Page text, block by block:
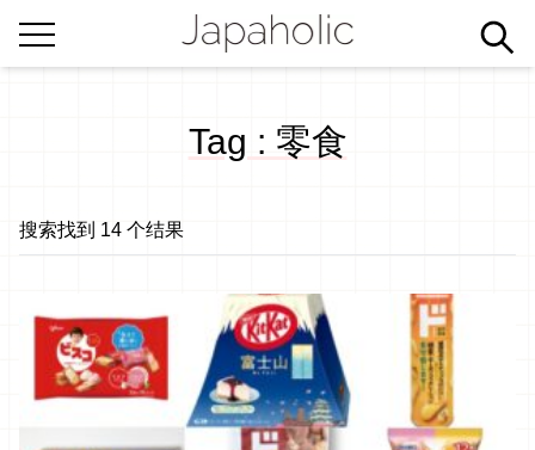
Tag : 零食
搜索找到 14 个结果